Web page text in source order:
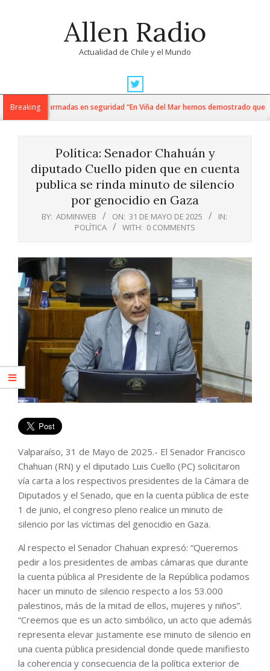
Allen Radio
Actualidad de Chile y el Mundo
Navigation
MenuBreaking
y fuerzas armadas en seguridad “En Viña del Mar hemos demostrado que
Política: Senador Chahuán y
diputado Cuello piden que en cuenta
publica se rinda minuto de silencio
por genocidio en Gaza
BY: ADMINWEB ON: 31 DE MAYO DE 2025
IN:
POLÍTICA
WITH: 0 COMMENTS
Valparaíso, 31 de Mayo de 2025.- El Senador Francisco
Chahuan (RN) y el diputado Luis Cuello (PC) solicitaron
vía carta a los respectivos presidentes de la Cámara de
Diputados y el Senado, que en la cuenta pública de este
1 de junio, el congreso pleno realice un minuto de
silencio por las víctimas del genocidio en Gaza.
Al respecto el Senador Chahuan expresó: “Queremos
pedir a los presidentes de ambas cámaras que durante
la cuenta pública al Presidente de la República podamos
hacer un minuto de silencio respecto a los 53.000
palestinos, más de la mitad de ellos, mujeres y niños”.
“Creemos que es un acto simbólico, un acto que además
representa elevar justamente ese minuto de silencio en
una cuenta pública presidencial donde quede manifiesto
la coherencia y consecuencia de la política exterior de